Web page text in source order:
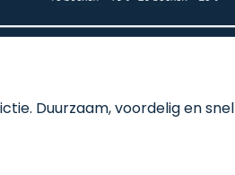
Duurzaam, voordelig en snel